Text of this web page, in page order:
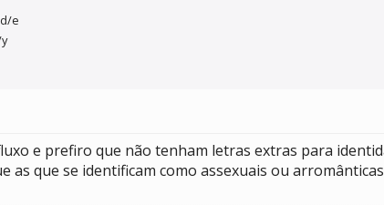
e
e prefiro que não tenham letras extras para
as que se identificam como assexuais ou